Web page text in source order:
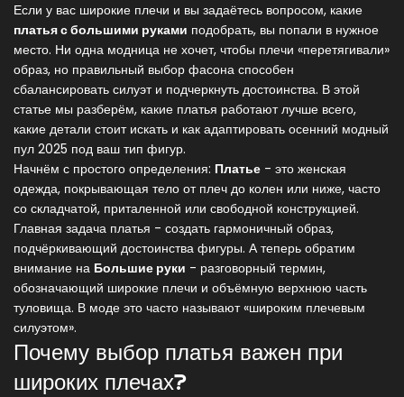
Если у вас широкие плечи и вы задаётесь вопросом, какие
платья с большими руками подобрать, вы попали в нужное
место. Ни одна модница не хочет, чтобы плечи «перетягивали»
образ, но правильный выбор фасона способен
сбалансировать силуэт и подчеркнуть достоинства. В этой
статье мы разберём, какие платья работают лучше всего,
какие детали стоит искать и как адаптировать осенний модный
пул 2025 под ваш тип фигур.
Начнём с простого определения: Платье - это женская
одежда, покрывающая тело от плеч до колен или ниже, часто
со складчатой, приталенной или свободной конструкцией.
Главная задача платья - создать гармоничный образ,
подчёркивающий достоинства фигуры. А теперь обратим
внимание на Большие руки - разговорный термин,
обозначающий широкие плечи и объёмную верхнюю часть
туловища. В моде это часто называют «широким плечевым
силуэтом».
Почему выбор платья важен при
широких плечах?